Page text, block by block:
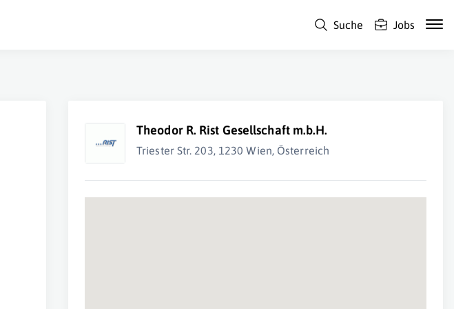
Suche Jobs
Theodor R. Rist Gesellschaft m.b.H.
Triester Str. 203, 1230 Wien, Österreich